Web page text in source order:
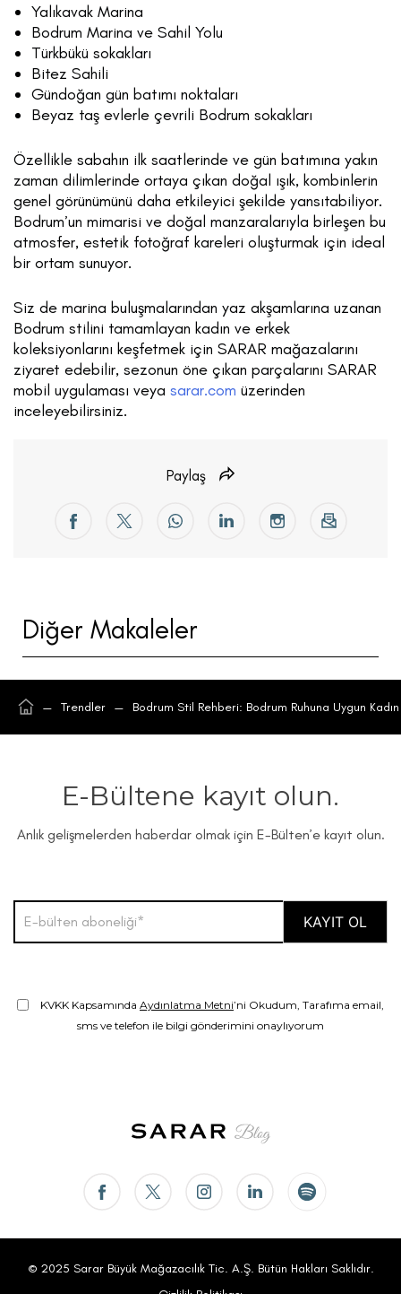
Yalıkavak Marina
Bodrum Marina ve Sahil Yolu
Türkbükü sokakları
Bitez Sahili
Gündoğan gün batımı noktaları
Beyaz taş evlerle çevrili Bodrum sokakları
Özellikle sabahın ilk saatlerinde ve gün batımına yakın
zaman dilimlerinde ortaya çıkan doğal ışık, kombinlerin
genel görünümünü daha etkileyici şekilde yansıtabiliyor.
Bodrum’un mimarisi ve doğal manzaralarıyla birleşen bu
atmosfer, estetik fotoğraf kareleri oluşturmak için ideal
bir ortam sunuyor.
Siz de marina buluşmalarından yaz akşamlarına uzanan
Bodrum stilini tamamlayan kadın ve erkek
koleksiyonlarını keşfetmek için SARAR mağazalarını
ziyaret edebilir, sezonun öne çıkan parçalarını SARAR
mobil uygulaması veya sarar.com üzerinden
inceleyebilirsiniz.
Paylaş
Diğer Makaleler
— Trendler — Bodrum Stil Rehberi: Bodrum Ruhuna Uygun
E-Bültene kayıt olun.
Anlık gelişmelerden haberdar olmak için E-Bülten’e kayıt olun.
KVKK Kapsamında Aydınlatma Metni’ni Okudum, Tarafıma email,
sms ve telefon ile bilgi gönderimini onaylıyorum
© 2025 Sarar Büyük Mağazacılık Tic. A.Ş. Bütün Hakları Saklıdır.